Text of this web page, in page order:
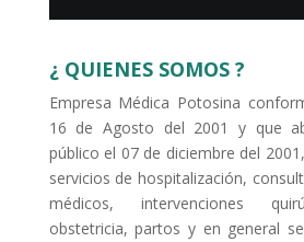
¿ QUIENES SOMOS ?
Empresa Médica Potosina
16 de Agosto del 2001 y que
público el 07 de diciembre del
servicios de hospitalización,
médicos, intervenciones
obstetricia, partos y en general